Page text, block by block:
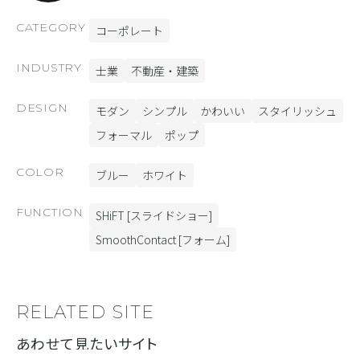
CATEGORY コーポレート
INDUSTRY 士業 不動産・建築
DESIGN モダン シンプル かわいい
スタイリッシュ
フォーマル
ポップ
COLOR ブルー ホワイト
FUNCTION
SHiFT [スライドショー]
SmoothContact [フォーム]
RELATED SITE
あわせて見たいサイト